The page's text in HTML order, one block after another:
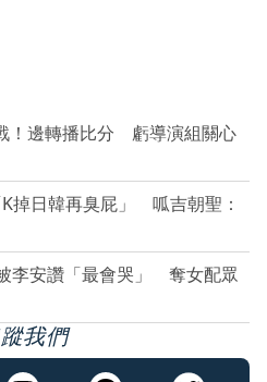
！邊轉播比分 虧導演組關心
掉日韓再臭屁」 呱吉朝聖：
李安讚「最會哭」 奪女配眾
我們